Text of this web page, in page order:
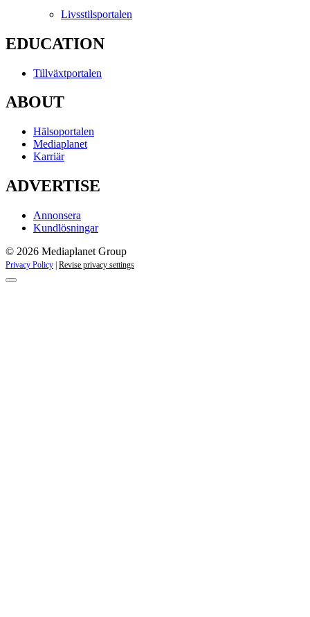
Livsstilsportalen
EDUCATION
Tillväxtportalen
ABOUT
Hälsoportalen
Mediaplanet
Karriär
ADVERTISE
Annonsera
Kundlösningar
© 2026 Mediaplanet Group
Privacy Policy Revise privacy settings